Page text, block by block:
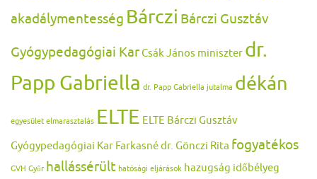
akadálymentesség Bárczi Bárczi Gusztáv
Gyógypedagógiai KarCsák János miniszter dr.
Papp Gabriella dr. Papp Gabriella jutalma dékán
egyesület elmarasztalás ELTE ELTE Bárczi Gusztáv
Gyógypedagógiai Kar Farkasné dr. Gönczi Rita fogyatékos
GVH Győr hallássérült hatósági eljárások hazugság időbélyeg